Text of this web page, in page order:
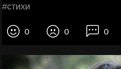
#стихи
0 0 0